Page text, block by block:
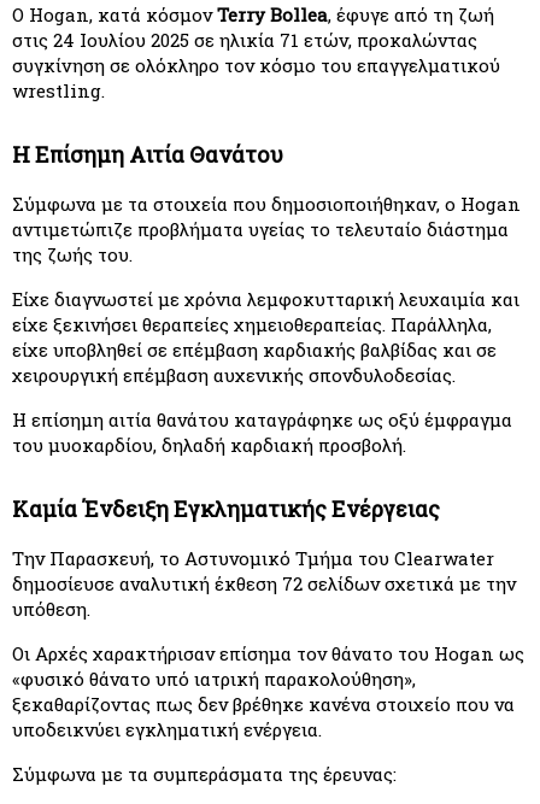
Ο Hogan, κατά κόσμον Terry Bollea, έφυγε από τη ζωή
στις 24 Ιουλίου 2025 σε ηλικία 71 ετών, προκαλώντας
συγκίνηση σε ολόκληρο τον κόσμο του επαγγελματικού
wrestling.
Η Επίσημη Αιτία Θανάτου
Σύμφωνα με τα στοιχεία που δημοσιοποιήθηκαν, ο Hogan
αντιμετώπιζε προβλήματα υγείας το τελευταίο διάστημα
της ζωής του.
Είχε διαγνωστεί με χρόνια λεμφοκυτταρική λευχαιμία και
είχε ξεκινήσει θεραπείες χημειοθεραπείας. Παράλληλα,
είχε υποβληθεί σε επέμβαση καρδιακής βαλβίδας και σε
χειρουργική επέμβαση αυχενικής σπονδυλοδεσίας.
Η επίσημη αιτία θανάτου καταγράφηκε ως οξύ έμφραγμα
του μυοκαρδίου, δηλαδή καρδιακή προσβολή.
Καμία Ένδειξη Εγκληματικής Ενέργειας
Την Παρασκευή, το Αστυνομικό Τμήμα του Clearwater
δημοσίευσε αναλυτική έκθεση 72 σελίδων σχετικά με την
υπόθεση.
Οι Αρχές χαρακτήρισαν επίσημα τον θάνατο του Hogan ως
«φυσικό θάνατο υπό ιατρική παρακολούθηση»,
ξεκαθαρίζοντας πως δεν βρέθηκε κανένα στοιχείο που να
υποδεικνύει εγκληματική ενέργεια.
Σύμφωνα με τα συμπεράσματα της έρευνας: